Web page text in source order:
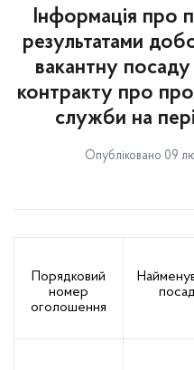
Інформація про
результатами
вакантну
контракту про
служби на
Опубліковано 09
Порядковий
номер
оголошення